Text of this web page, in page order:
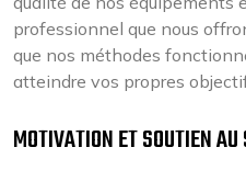
professionnel que nous
que nos méthodes
atteindre vos propres
MOTIVATION ET SOUTIEN